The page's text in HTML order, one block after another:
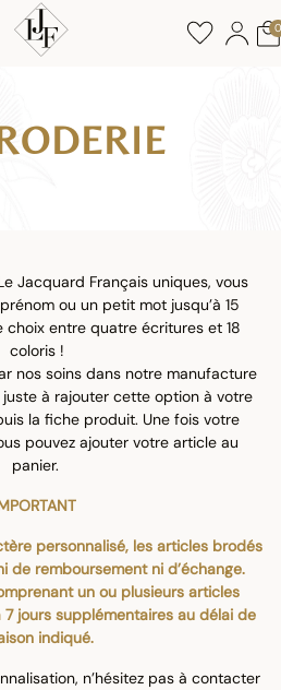
0
Jacquard Français uniques, vous
ou un petit mot jusqu’à 15
choix entre quatre écritures et 18
coloris !
nos soins dans notre manufacture
juste à rajouter cette option à votre
la fiche produit. Une fois votre
pouvez ajouter votre article au
panier.
personnalisé, les articles brodés
de remboursement ni d’échange.
un ou plusieurs articles
jours supplémentaires au délai de
indiqué.
n’hésitez pas à contacter